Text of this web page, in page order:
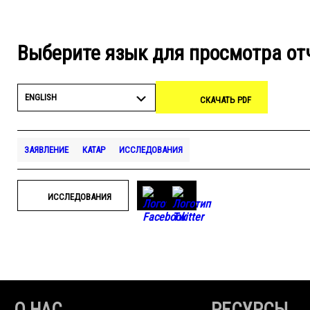
Выберите язык для просмотра
ENGLISH СКАЧАТЬ PDF
ЗАЯВЛЕНИЕ КАТАР ИССЛЕДОВАНИЯ
ИССЛЕДОВАНИЯ